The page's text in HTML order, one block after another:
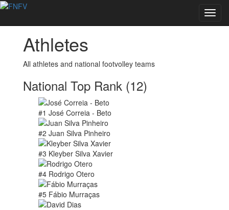
Athletes
All athletes and national footvolley teams
National Top Rank (12)
#1 José Correia - Beto
#2 Juan Silva Pinheiro
#3 Kleyber Silva Xavier
#4 Rodrigo Otero
#5 Fábio Murraças